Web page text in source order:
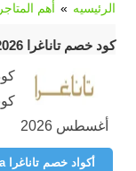
الرئيسيه أهم المتاجر
كود خصم تاناغرا 2026 خصم للعطور المنزلية والأثاث من Tanagra
أغسطس 2026
أكواد خصم تاناغرا Tanagra